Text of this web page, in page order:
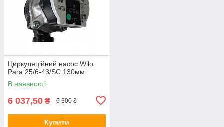
Циркуляційний насос Wilo
Para 25/6-43/SC 130мм
В наявності
6 037,50 ₴ 6 300 ₴
Купити